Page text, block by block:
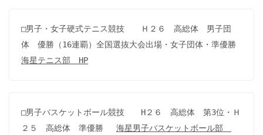
□男子・女子硬式テニス競技　　Ｈ２６　高総体　男子団
海星テニス部　HP
□男子バスケットボール競技　　H２６　高総体　第3位・Ｈ
２５　高総体　準優勝 海星男子バスケットボール部